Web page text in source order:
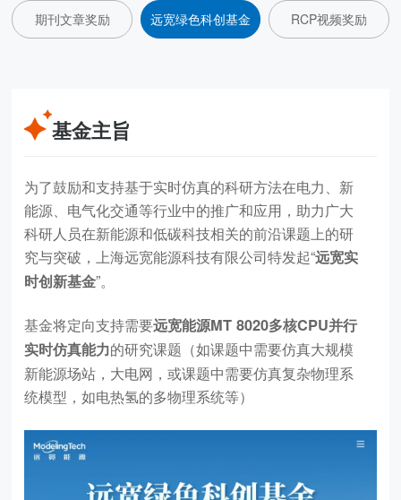
期刊文章奖励 远宽绿色科创基金 RCP视频奖励
基金主旨
为了鼓励和支持基于实时仿真的科研方法在电力、新
能源、电气化交通等行业中的推广和应用，助力广大
科研人员在新能源和低碳科技相关的前沿课题上的研
究与突破，上海远宽能源科技有限公司特发起“远宽实
时创新基金”。
基金将定向支持需要远宽能源MT 8020多核CPU并行
实时仿真能力的研究课题（如课题中需要仿真大规模
新能源场站，大电网，或课题中需要仿真复杂物理系
统模型，如电热氢的多物理系统等）